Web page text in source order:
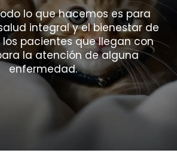
lo que hacemos es para
integral y el bienestar de
pacientes que llegan con
la atención de alguna
enfermedad.